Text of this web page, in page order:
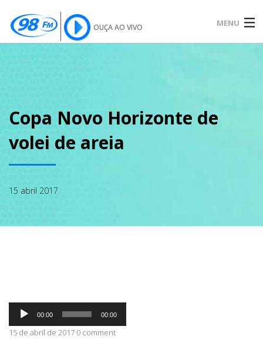
OUÇA AO VIVO MENU
SOBRE
CONTATO
Copa Novo Horizonte de
volei de areia
15 abril 2017
Tocador
áudio
00:00 00:00
15 de abril de 2017 0 comment